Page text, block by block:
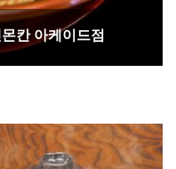
칸 아케이드점